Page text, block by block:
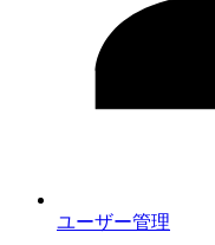
ユーザー管理